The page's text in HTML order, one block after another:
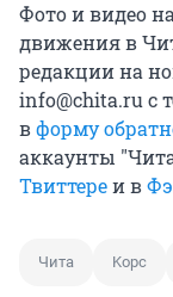
Фото и видео
движения в
редакции на
info@chita.ru с
вформу
аккаунты
Твиттереи в
Чита Kорс